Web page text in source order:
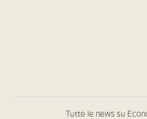
Tutte le news su